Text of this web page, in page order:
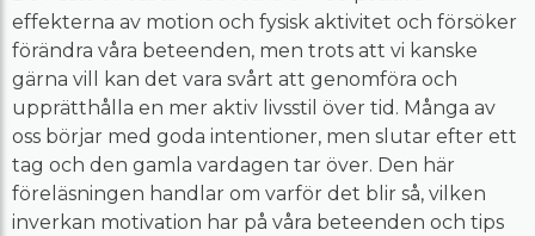
effekterna av motion och fysisk aktivitet och försöker
förändra våra beteenden, men trots att vi kanske
gärna vill kan det vara svårt att genomföra och
upprätthålla en mer aktiv livsstil över tid. Många av
oss börjar med goda intentioner, men slutar efter ett
tag och den gamla vardagen tar över. Den här
föreläsningen handlar om varför det blir så, vilken
inverkan motivation har på våra beteenden och tips